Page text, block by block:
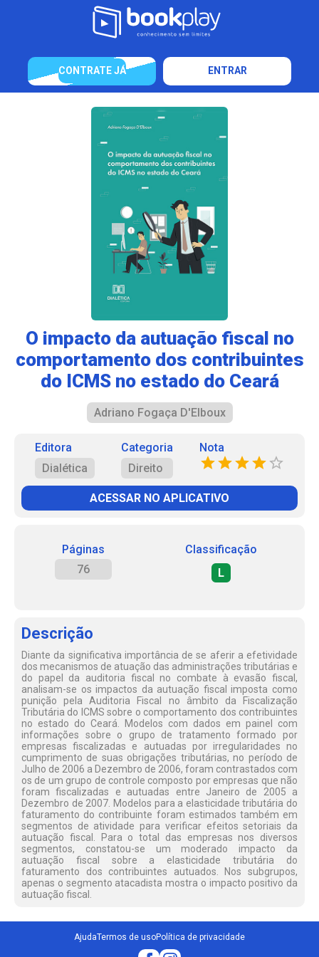
CONTRATE JÁ ENTRAR
O impacto da autuação fiscal no
comportamento dos contribuintes
do ICMS no estado do Ceará
Adriano Fogaça D'Elboux
Editora
Dialética
Categoria
Direito
Nota
ACESSAR NO APLICATIVO
Páginas
76
Classificação
L
Descrição
Diante da significativa importância de se aferir a efetividade
dos mecanismos de atuação das administrações tributárias e
do papel da auditoria fiscal no combate à evasão fiscal,
analisam-se os impactos da autuação fiscal imposta como
punição pela Auditoria Fiscal no âmbito da Fiscalização
Tributária do ICMS sobre o comportamento dos contribuintes
no estado do Ceará. Modelos com dados em painel com
informações sobre o grupo de tratamento formado por
empresas fiscalizadas e autuadas por irregularidades no
cumprimento de suas obrigações tributárias, no período de
Julho de 2006 a Dezembro de 2006, foram contrastados com
os de um grupo de controle composto por empresas que não
foram fiscalizadas e autuadas entre Janeiro de 2005 a
Dezembro de 2007. Modelos para a elasticidade tributária do
faturamento do contribuinte foram estimados também em
segmentos de atividade para verificar efeitos setoriais da
autuação fiscal. Para o total das empresas nos diversos
segmentos, constatou-se um moderado impacto da
autuação fiscal sobre a elasticidade tributária do
faturamento dos contribuintes autuados. Nos subgrupos,
apenas o segmento atacadista mostra o impacto positivo da
autuação fiscal.
AjudaTermos de usoPolítica de privacidade